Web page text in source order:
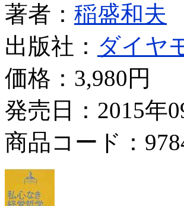
著者： 稲盛和夫
出版社： ダイヤ
価格： 3,980円
発売日：2015年
商品コード：